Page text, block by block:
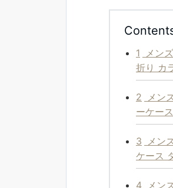
1
メン
折り カ
2
メン
ーケー
3
メン
ケース
4
メン